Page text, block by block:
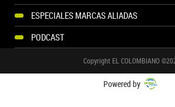
ESPECIALES MARCAS ALIADAS
PODCAST
Copyright EL COLOMBIANO
Powered by